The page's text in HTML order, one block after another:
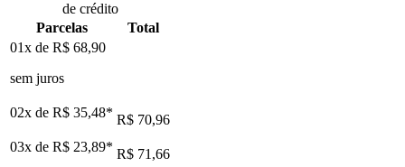
de crédito
Parcelas
Total
01x de R$ 68,90
sem juros
02x de R$ 35,48* R$ 70,96
03x de R$ 23,89* R$ 71,66